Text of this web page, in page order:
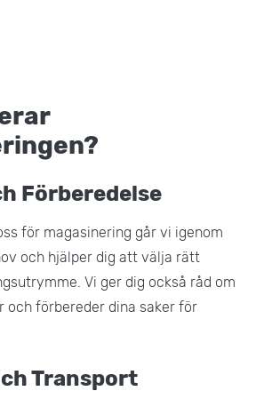
Förberedelse
för magasinering går vi igenom
och hjälper dig att välja rätt
Vi ger dig också råd om
och förbereder dina saker för
Transport